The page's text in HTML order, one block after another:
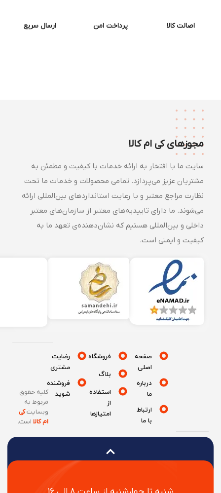
اصالت کالا پرداخت امن ارسال سریع
مجوزهای کی ام کالا
سایت ما با افتخار به ارائه خدمات با کیفیت و مطمئن به
مشتریان عزیز می‌پردازد. تمامی محصولات و خدمات ما تحت
نظارت مراجع معتبر و با رعایت استانداردهای بین‌المللی ارائه
می‌شوند. ما دارای تاییدیه‌های معتبر از سازمان‌های معتبر
داخلی و بین‌المللی هستیم که نشان‌دهنده‌ی تعهد ما به
کیفیت و ایمنی است.
صفحه
درباره
ارتباط
فروشگاه
بلاگ
استفاده
امتیازها
رضایت
مشتری
فروشنده
شوید
کلیه حقوق
مربوط به
وبسایتکی
ام کالااست.